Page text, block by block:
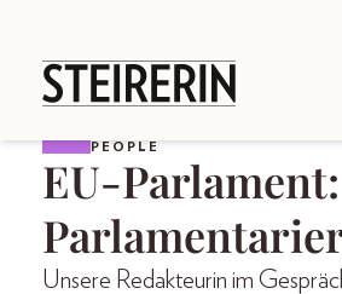
PEOPLE
EU-
Unsere Redakteurin im